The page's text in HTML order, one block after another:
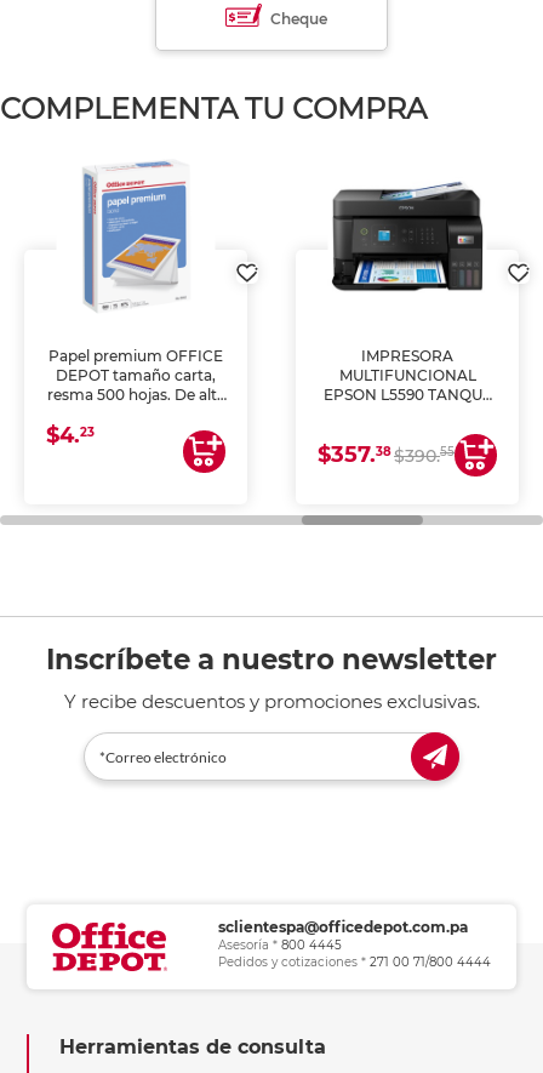
Cheque
COMPLEMENTA TU COMPRA
Papel premium OFFICE
DEPOT tamaño carta,
resma 500 hojas. De alta
uniforme, ideal para
impresoras de inyección
de tinta y láser,
general de oficina.
$4.23
IMPRESORA
MULTIFUNCIONAL
EPSON L5590 TANQUE
COPIA Y ESCANEA)
$357.38$390.55
Inscríbete a nuestro newsletter
Y recibe descuentos y promociones exclusivas.
sclientespa@officedepot.com.pa
Asesoría * 800 4445
Pedidos y cotizaciones * 271 00 71/800 4444
Herramientas de consulta